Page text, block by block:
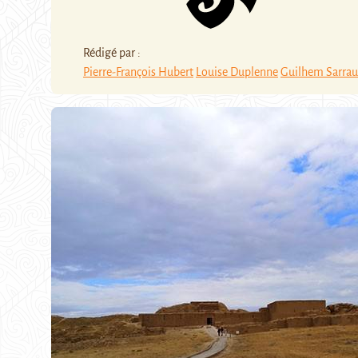
Rédigé par :
Pierre-François Hubert Louise DuplenneGuilhem